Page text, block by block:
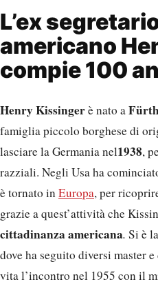
L’ex
americano
compie 100
Henry Kissingerè nato aFürth
famiglia piccolo borghese di
lasciare la Germania nel1938,
razziali. Negli Usa ha
è tornato inEuropa, per
grazie a quest’attività che
cittadinanza americana. Si è
dove ha seguito diversi master
vita l’incontro nel 1955 con il